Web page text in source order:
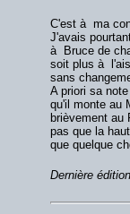
C'est à ma
J'avais
à Bruce de
soit plus à
sans
A priori sa
qu'il monte au
brièvement au
pas que la
que quelque
Dernière